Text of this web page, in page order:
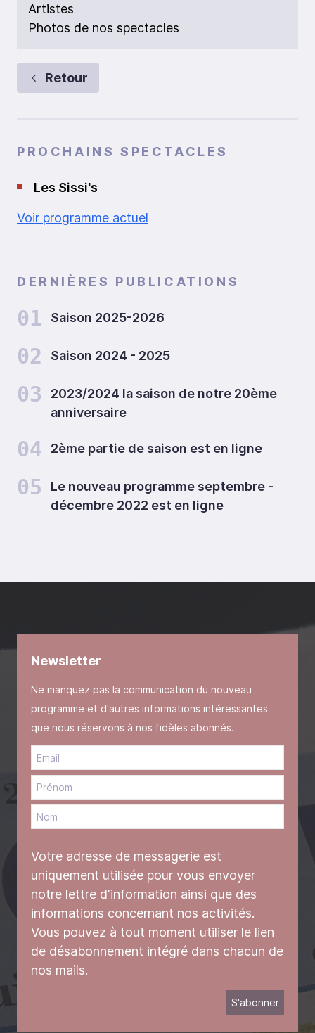
Artistes
Photos de nos spectacles
Retour
PROCHAINS SPECTACLES
Les Sissi's
Voir programme actuel
DERNIÈRES PUBLICATIONS
01 Saison 2025-2026
02 Saison 2024 - 2025
03
2023/2024 la saison de notre 20ème
anniversaire
04 2ème partie de saison est en ligne
05
Le nouveau programme septembre -
décembre 2022 est en ligne
Newsletter
Ne manquez pas la communication du nouveau
programme et d'autres informations intéressantes
que nous réservons à nos fidèles abonnés.
Votre adresse de messagerie est
uniquement utilisée pour vous envoyer
notre lettre d'information ainsi que des
informations concernant nos activités.
Vous pouvez à tout moment utiliser le lien
de désabonnement intégré dans chacun de
nos mails.